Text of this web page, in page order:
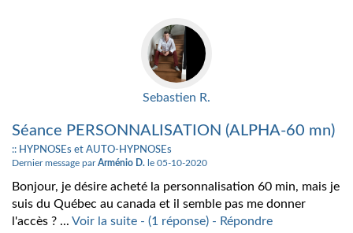
Sebastien R.
Séance PERSONNALISATION (ALPHA-60 mn)
:: HYPNOSEs et AUTO-HYPNOSEs
Dernier message parArménio D. le 05-10-2020
Bonjour, je désire acheté la personnalisation 60 min, mais je
suis du Québec au canada et il semble pas me donner
l'accès ? ... Voir la suite - (1 réponse) - Répondre